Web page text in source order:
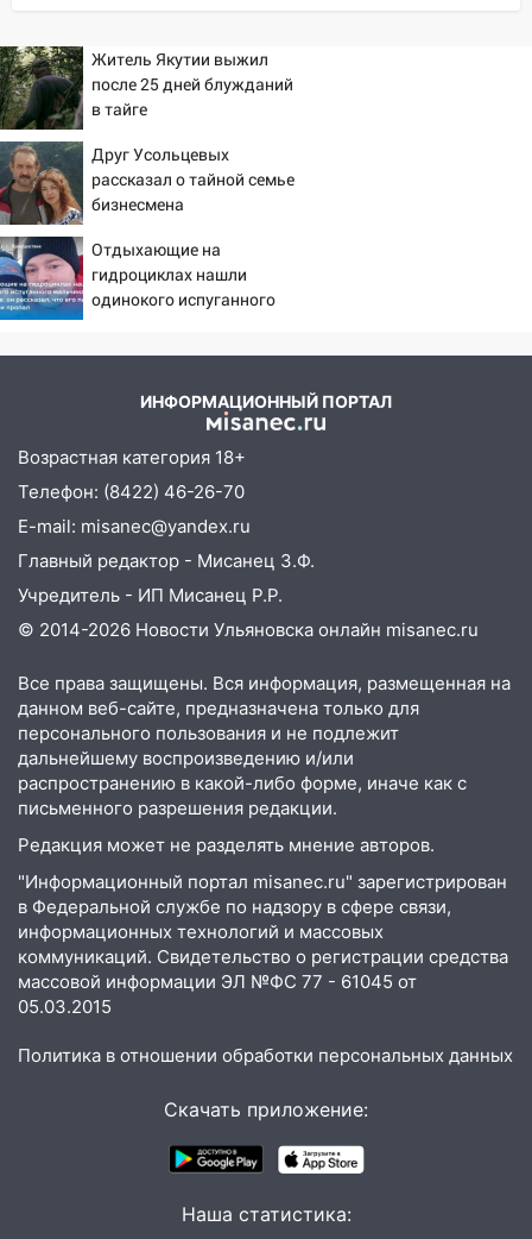
15:08
В Кузоватово после прокурорской
проверки обновили разметку на
пешеходных переходах
14:40
На проспекте Гая в Ульяновске
запретили остановку автомобилей на
50-метровом участке
14:22
В Новом городе 8 августа пройдет
большой фестиваль «Наше время» с
мотофристайлом и концертом
«Мураками»
Жару смоет ливнями: прогноз
погоды в Ульяновской области на
выходные 8-9 августа
13:30 В Ульяновске транспортные
полицейские проведут акцию «Час
13:20 В Ульяновске за один день
обокрали женщину на пляже и
подростка в сквере
13:01 В Димитровграде мужчина
выбросил из машины страйкбольную
гранату: его задержали
12:34 На Ульяновскую область
надвигается сильнейшая непогода: град
и шквал до 27 м/с
12:31 Ульяновец хотел купить иномарку
из Европы и потерял 760 тысяч рублей
12:20 В Чердаклинском районе
столкнулись «Лада» и Chevrolet:
пострадал 14-летний подросток
12:00
Где есть бензин в Ульяновске 7
августа: список АЗС
Заснул рядом с ребёнком и
случайно задушил его: суд вынес
В Ленинском районе пожар
Житель Якутии выжил
после 25 дней блужданий
в тайге
Друг Усольцевых
рассказал о тайной семье
бизнесмена
Отдыхающие на
гидроциклах нашли
одинокого испуганного
ИНФОРМАЦИОННЫЙ ПОРТАЛ
Возрастная категория 18+
Телефон: (8422) 46-26-70
E-mail: misanec@yandex.ru
Главный редактор - Мисанец З.Ф.
Учредитель - ИП Мисанец Р.Р.
© 2014-2026 Новости Ульяновска онлайн misanec.ru
Все права защищены. Вся информация, размещенная на
данном веб-сайте, предназначена только для
персонального пользования и не подлежит
дальнейшему воспроизведению и/или
распространению в какой-либо форме, иначе как с
письменного разрешения редакции.
Редакция может не разделять мнение авторов.
"Информационный портал misanec.ru" зарегистрирован
в Федеральной службе по надзору в сфере связи,
информационных технологий и массовых
коммуникаций. Свидетельство о регистрации средства
массовой информации ЭЛ №ФС 77 - 61045 от
05.03.2015
Политика в отношении обработки персональных данных
Скачать приложение:
Наша статистика: